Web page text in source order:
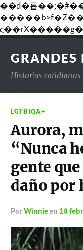
��d�릅��
Historias cotidianas
LGTBIQA+
Aurora,
“Nunca
gente
daño por
porWinnieen 18